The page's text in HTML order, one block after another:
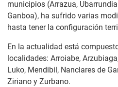
municipios (Arrazua,
Ganboa), ha sufrido varias
hasta tener la configuración
En la actualidad está
localidades: Arroiabe,
Luko, Mendibil, Nanclares de
Ziriano y Zurbano.